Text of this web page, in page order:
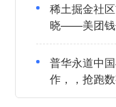
稀土掘金社
晓——美团钱
登榜
普华永道中
作，，抢跑